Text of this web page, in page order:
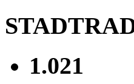
1.021